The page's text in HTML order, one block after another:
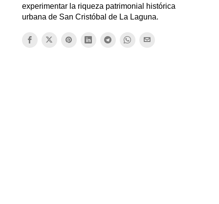
experimentar la riqueza patrimonial histórica
urbana de San Cristóbal de La Laguna.